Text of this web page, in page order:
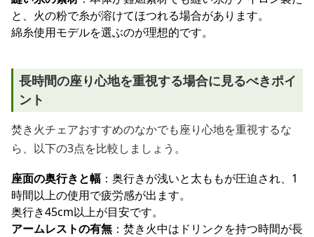
と、火の粉で糸が溶けてほつれる場合があります。
綿糸使用モデルを選ぶのが理想的です。
長時間の座り心地を重視する場合に見るべきポイ
ント
焚き火チェアおすすめのなかでも座り心地を重視するな
ら、以下の3点を比較しましょう。
座面の奥行きと幅 ：奥行きが浅いと太ももが圧迫され、1
時間以上の使用で疲労感が出ます。
奥行き45cm以上が目安です。
アームレストの有無 ：焚き火中はドリンクを持つ時間が長